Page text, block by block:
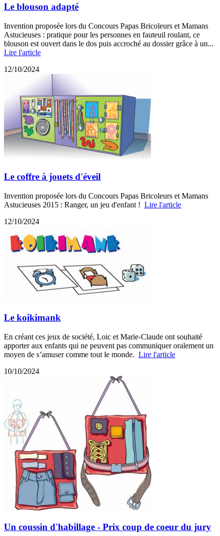
Le blouson adapté
Invention proposée lors du Concours Papas Bricoleurs et Mamans
Astucieuses : pratique pour les personnes en fauteuil roulant, ce
blouson est ouvert dans le dos puis accroché au dossier grâce à un...
Lire l'article
12/10/2024
Le coffre à jouets d'éveil
Invention proposée lors du Concours Papas Bricoleurs et Mamans
Astucieuses 2015 : Ranger, un jeu d'enfant ! Lire l'article
12/10/2024
Le koikimank
En créant ces jeux de société, Loic et Marie-Claude ont souhaité
apporter aux enfants qui ne peuvent pas communiquer oralement un
moyen de s’amuser comme tout le monde. Lire l'article
10/10/2024
Un coussin d'habillage - Prix coup de coeur du jury